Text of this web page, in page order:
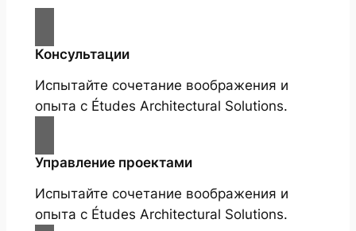
Консультации
Испытайте сочетание воображения и
опыта с Études Architectural Solutions.
Управление проектами
Испытайте сочетание воображения и
опыта с Études Architectural Solutions.